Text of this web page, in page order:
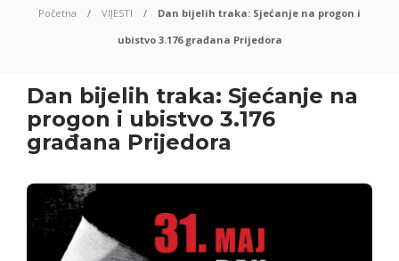
Početna VIJESTI
Dan bijelih traka: Sjećanje na progon i
ubistvo 3.176 građana Prijedora
Dan bijelih traka: Sjećanje na
progon i ubistvo 3.176
građana Prijedora